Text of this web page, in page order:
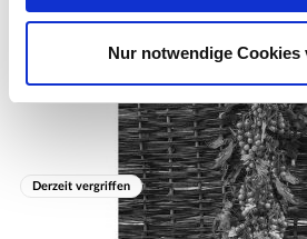
Nur notwendige Cookies
Reihenabstand:
60 cm
frühe Sorte, festkochend
Derzeit vergriffen